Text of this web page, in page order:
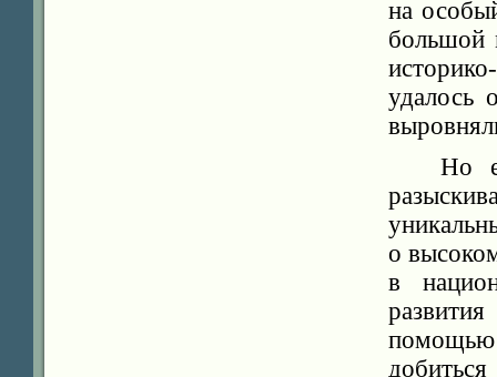
на
большой
удалось
Но
о
в